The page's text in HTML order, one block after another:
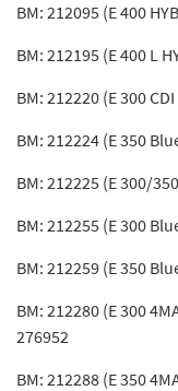
BM: 212095 (E 400
BM: 212195 (E 400 L
BM: 212220 (E 300
BM: 212224 (E 350
BM: 212225 (E 300/
BM: 212255 (E 300
BM: 212259 (E 350
BM: 212280 (E 300
276952
BM: 212288 (E 350